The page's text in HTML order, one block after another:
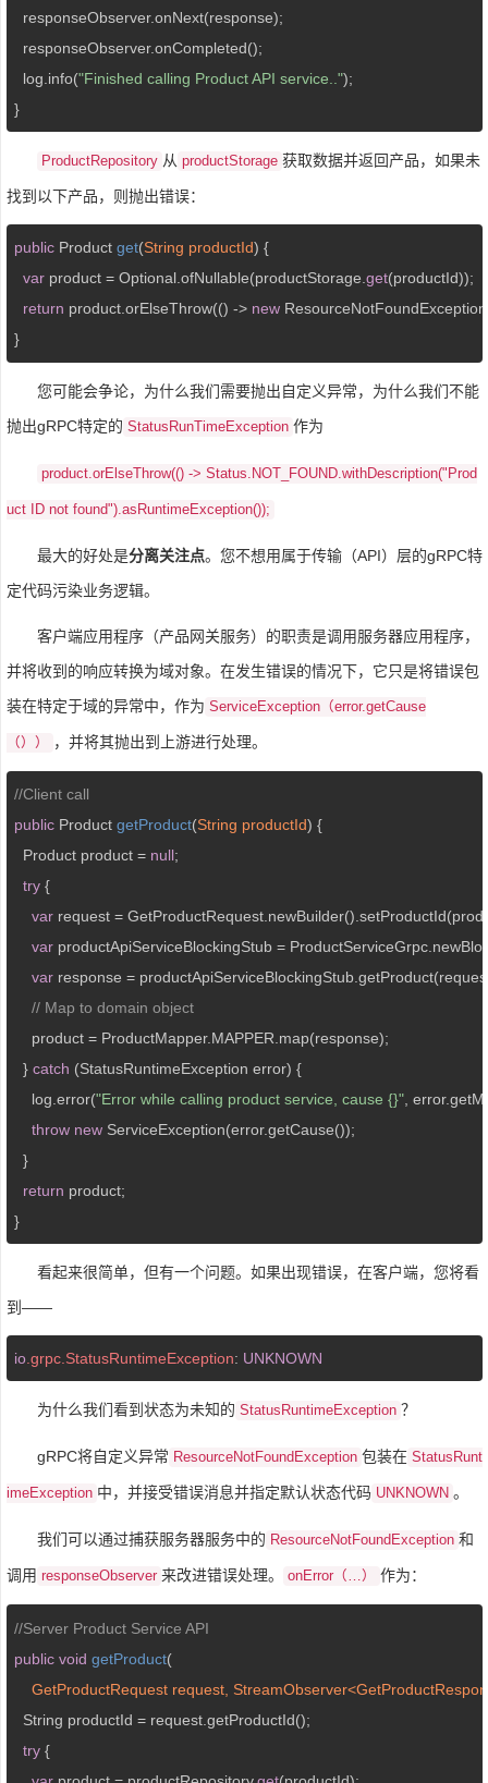
  responseObserver.onNext(response);
  responseObserver.onCompleted();
  log.info(
"Finished calling Product API service..");
}
ProductRepository 从 productStorage 获取数据并返回产品，如果未
找到以下产品，则抛出错误：
public Product get(String productId) {
var product = Optional.ofNullable(productStorage.get(productId));
return product.orElseThrow(() -> new
}
您可能会争论，为什么我们需要抛出自定义异常，为什么我们不能
抛出gRPC特定的 StatusRunTimeException 作为
product.orElseThrow(() -> Status.NOT_FOUND.withDescription("Prod
uct ID not found").asRuntimeException());
最大的好处是分离关注点。您不想用属于传输（API）层的gRPC特
定代码污染业务逻辑。
客户端应用程序（产品网关服务）的职责是调用服务器应用程序，
并将收到的响应转换为域对象。在发生错误的情况下，它只是将错误包
装在特定于域的异常中，作为 ServiceException（error.getCause
（）） ，并将其抛出到上游进行处理。
//Client call
public Product getProduct(String productId) {
  Product product =
null;
try {
var request =
var productApiServiceBlockingStub =
var response =
// Map to domain object
    product = ProductMapper.MAPPER.map(response);
  }
catch (StatusRuntimeException error) {
    log.error(
"Error while calling product service, cause {}" ,
throw new ServiceException(error.getCause());
  }
return product;
}
看起来很简单，但有一个问题。如果出现错误，在客户端，您将看
到——
io .grpc .StatusRuntimeException: UNKNOWN
为什么我们看到状态为未知的 StatusRuntimeException ？
gRPC将自定义异常 ResourceNotFoundException 包装在 StatusRunt
imeException 中，并接受错误消息并指定默认状态代码 UNKNOWN 。
我们可以通过捕获服务器服务中的 ResourceNotFoundException 和
调用 responseObserver 来改进错误处理。 onError（…） 作为：
//Server Product Service API
public void getProduct(
GetProductRequest request,
  String productId = request.getProductId();
try {